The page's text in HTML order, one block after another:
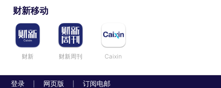
财新移动
财新 财新周刊 Caixin
登录 网页版 订阅电邮